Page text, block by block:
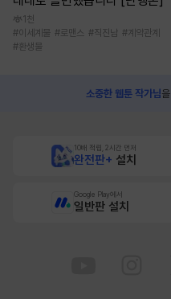
1천
#이세계물 #로맨스 #직진남 # 계약관계
# 환생물
소중한 웹툰 작가님
10배 적립, 2시간 먼저
완전판+ 설치
Google Play에서
일반판 설치